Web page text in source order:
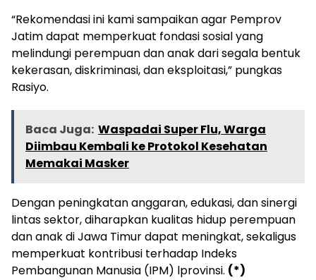
“Rekomendasi ini kami sampaikan agar Pemprov
Jatim dapat memperkuat fondasi sosial yang
melindungi perempuan dan anak dari segala bentuk
kekerasan, diskriminasi, dan eksploitasi,” pungkas
Rasiyo.
Baca Juga: Waspadai Super Flu, Warga
Diimbau Kembali ke Protokol Kesehatan
Memakai Masker
Dengan peningkatan anggaran, edukasi, dan sinergi
lintas sektor, diharapkan kualitas hidup perempuan
dan anak di Jawa Timur dapat meningkat, sekaligus
memperkuat kontribusi terhadap Indeks
Pembangunan Manusia (IPM) lprovinsi. (*)